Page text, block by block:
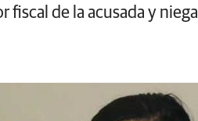
de la acusada y